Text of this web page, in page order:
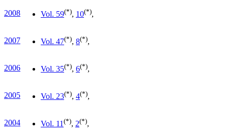
2008 Vol. 59(*), 10(*),
2007 Vol. 47(*), 8(*),
2006 Vol. 35(*), 6(*),
2005 Vol. 23(*), 4(*),
2004 Vol. 11 (*), 2(*),